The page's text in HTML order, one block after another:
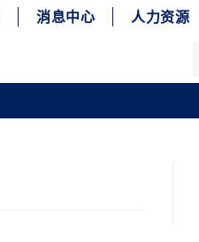
消息中心 人力资源